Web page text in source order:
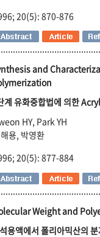
20(5): 870-876
and
계 유화중합법에 의한
HY, Park YH
용, 박영환
20(5): 877-884
Weight and
용액에서 폴리아믹산의